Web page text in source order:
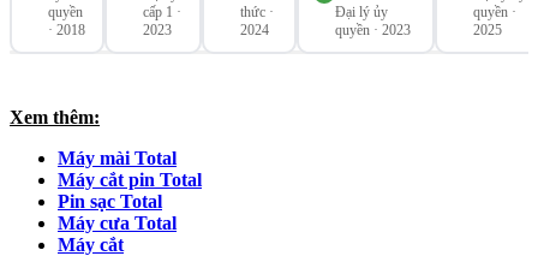
quyền
· 2018
cấp 1 ·
2023
thức ·
2024
Đại lý ủy
quyền · 2023
quyền ·
2025
Xem thêm:
Máy mài Total
Máy cắt pin Total
Pin sạc Total
Máy cưa Total
Máy cắt